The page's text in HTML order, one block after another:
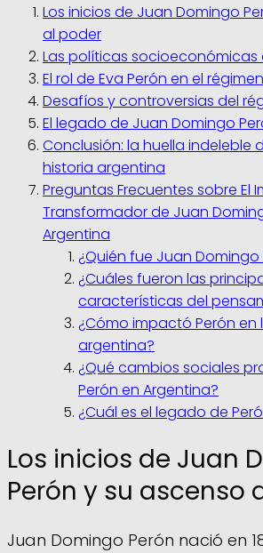
Los inicios de Juan Domingo
al poder
Las políticas socioeconómicas
El rol de Eva Perón en el
Desafíos y controversias del
El legado de Juan Domingo
Conclusión: la huella indeleble
historia argentina
Preguntas Frecuentes sobre El
Transformador de Juan
Argentina
¿Quién fue Juan Domingo
¿Cuáles fueron las
características del
¿Cómo impactó Perón
argentina?
¿Qué cambios sociales
Perón en Argentina?
¿Cuál es el legado de
Los inicios de Juan
Perón y su ascenso
Juan Domingo Perón nació en